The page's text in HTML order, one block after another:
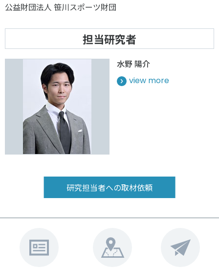
公益財団法人 笹川スポーツ財団
担当研究者
水野 陽介
view more
研究担当者への取材依頼